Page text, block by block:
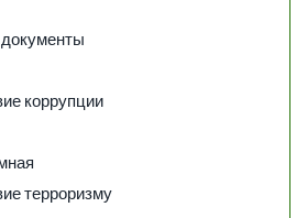
коррупции
терроризму